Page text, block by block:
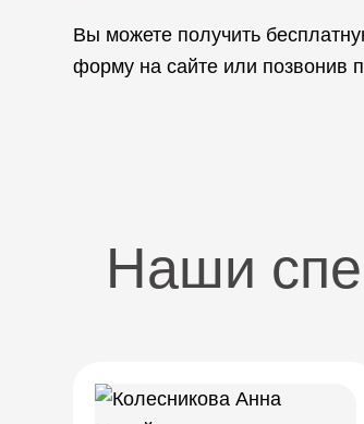
Вы можете получить
форму на сайте или позвонив
Наши